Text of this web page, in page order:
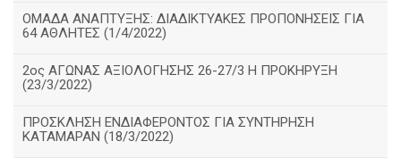
ΟΜΑΔΑ ΑΝΑΠΤΥΞΗΣ: ΔΙΑΔΙΚΤΥΑΚΕΣ ΠΡΟΠΟΝΗΣΕΙΣ ΓΙΑ
64 ΑΘΛΗΤΕΣ (1/4/2022)
2ος ΑΓΩΝΑΣ ΑΞΙΟΛΟΓΗΣΗΣ 26-27/3 Η ΠΡΟΚΗΡΥΞΗ
(23/3/2022)
ΠΡΟΣΚΛΗΣΗ ΕΝΔΙΑΦΕΡΟΝΤΟΣ ΓΙΑ ΣΥΝΤΗΡΗΣΗ
ΚΑΤΑΜΑΡΑΝ (18/3/2022)